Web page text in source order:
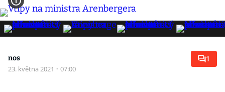
nos
23. května 2021 · 07:00
1